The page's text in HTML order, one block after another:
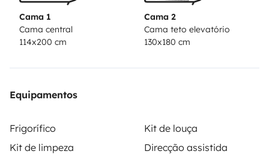
extérieure avec réservoir d'eau (2x12L) pour douche et
vaisselle, facilement rechargeable à un point d'eau.
Cama 1
Cama central
114x200 cm
Cama 2
Cama teto elevatório
130x180 cm
Equipamentos
Frigorífico
Kit de louça
Kit de limpeza
Direcção assistida